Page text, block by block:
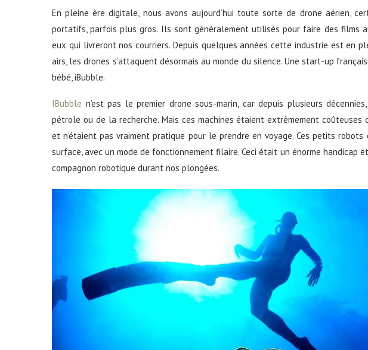
En pleine ère digitale, nous avons aujourd’hui toute sorte de drone aérien,
portatifs, parfois plus gros. Ils sont généralement utilisés pour faire des films
eux qui livreront nos courriers. Depuis quelques années cette industrie est en
airs, les drones s’attaquent désormais au monde du silence. Une start-up
bébé, iBubble.
IBubble n’est pas le premier drone sous-marin, car depuis plusieurs
pétrole ou de la recherche. Mais ces machines étaient extrêmement
et n’étaient pas vraiment pratique pour le prendre en voyage. Ces petits
surface, avec un mode de fonctionnement filaire. Ceci était un énorme handicap
compagnon robotique durant nos plongées.